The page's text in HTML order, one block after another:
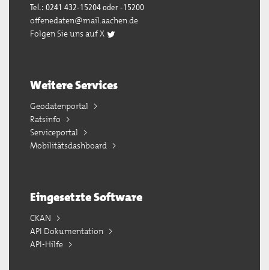
Tel.: 0241 432-15204 oder -15200
offenedaten@mail.aachen.de
Folgen Sie uns auf X
Weitere Services
Geodatenportal
Ratsinfo
Serviceportal
Mobilitätsdashboard
Eingesetzte Software
CKAN
API Dokumentation
API-Hilfe